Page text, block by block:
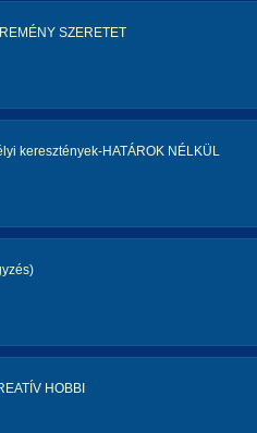
SZERETET
keresztények-HATÁROK NÉLKÜL
HOBBI